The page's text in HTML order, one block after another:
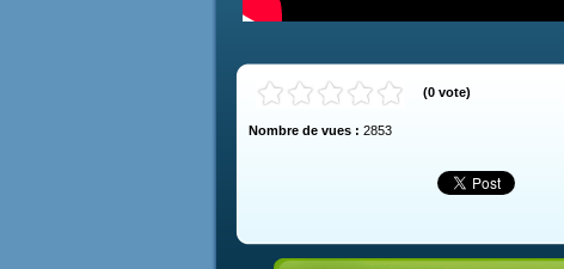
(0 vote)
Nombre de vues : 2853